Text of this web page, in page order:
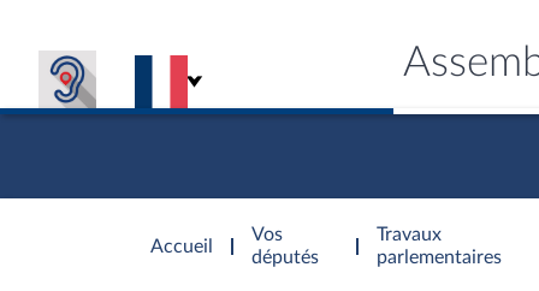
Accueil
d'accueil
Vos
députés
Travaux
parlementaires